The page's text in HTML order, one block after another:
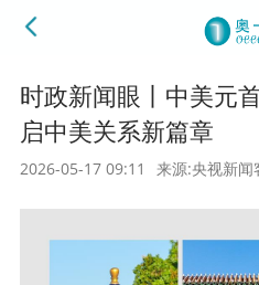
时政新闻眼丨中美元
启中美关系新篇章
2026-05-17 09:11 来源:央视新闻